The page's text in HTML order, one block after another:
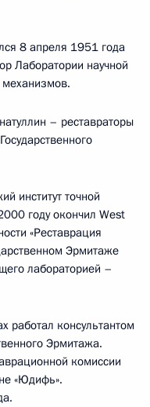
8 апреля 1951 года
Лаборатории научной
– реставраторы
институт точной
году окончил West
«Реставрация
Эрмитаже
лабораторией –
работал консультантом
Эрмитажа.
комиссии
«Юдифь».